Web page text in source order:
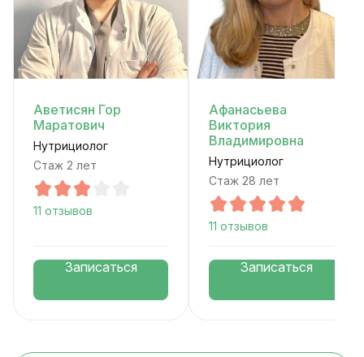
Аветисян Гор
Маратович
Нутрициолог
Стаж 2 лет
11 отзывов
Записаться
Афанасьева
Виктория
Владимировна
Нутрициолог
Стаж 28 лет
11 отзывов
Записаться